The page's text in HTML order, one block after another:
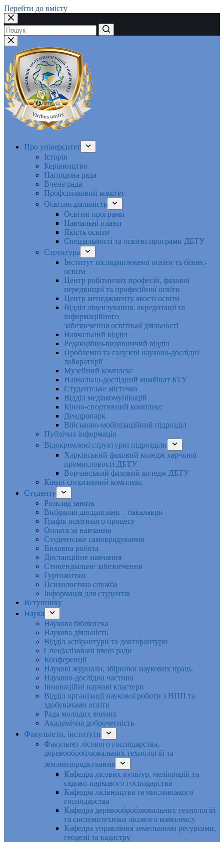
Перейти до вмісту
Немає
результатів
Про університет
Історія
Керівництво
Наглядова рада
Вчена рада
Профспілковий комітет
Освітня діяльність
Освітні програми
Навчальні плани
Якість освіти
Спеціальності та освітні програми ДБТУ
Структура
Інститут післядипломної освіти та бізнес-
освіти
Центр робітничих професій, фахової
передвищої та професійної освіти
Центр менеджменту якості освіти
Відділ ліцензування, акредитації та
інформаційного
забезпечення освітньої діяльності
Навчальний відділ
Редакційно-видавничий відділ
Проблемні та галузеві науково-дослідні
лабораторії
Музейний комплекс
Навчально-дослідний комбінат БТУ
Студентське містечко
Відділ медіакомунікацій
Кінно-спортивний комплекс
Дендропарк
Військово-мобілізаційний підрозділ
Публічна інформація
Відокремлені структурні підрозділи
Харківський фаховий коледж харчової
промисловості ДБТУ
Вовчанський фаховий коледж ДБТУ
Кінно-спортивний комплекс
Студенту
Розклад занять
Вибіркові дисципліни – бакалаври
Графік освітнього процесу
Оплата за навчання
Студентське самоврядування
Виховна робота
Дистанційне навчання
Стипендіальне забезпечення
Гуртожитки
Психологічна служба
Інформація для студентів
Вступнику
Наука
Наукова бібліотека
Наукова діяльність
Відділ аспірантури та докторантури
Спеціалізовані вчені ради
Конференції
Наукові журнали, збірники наукових праць
Науково-дослідна частина
Інноваційні наукові кластери
Відділ організації наукової роботи з НПП та
здобувачами освіти
Рада молодих вчених
Академічна доброчесність
Факультети, інститути
Факультет лісового господарства,
деревооброблювальних технологій та
землевпорядкування
Кафедра лісових культур, меліорацій та
садово-паркового господарства
Кафедра лісівництва та мисливського
господарства
Кафедра деревооброблювальних технологій
та системотехніки лісового комплексу
Кафедра управління земельними ресурсами,
геодезії та кадастру